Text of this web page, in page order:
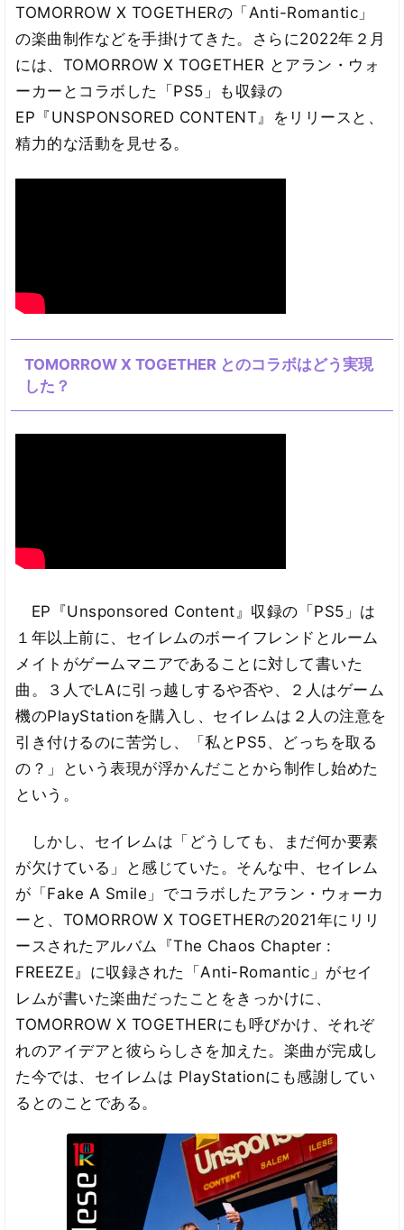
TOMORROW X TOGETHERの「Anti-Romantic」
の楽曲制作などを手掛けてきた。さらに2022年２月
には、TOMORROW X TOGETHER とアラン・ウォ
ーカーとコラボした「PS5」も収録の
EP『UNSPONSORED CONTENT』をリリースと、
精力的な活動を見せる。
TOMORROW X TOGETHER とのコラボはどう実現
した？
EP『Unsponsored Content』収録の「PS5」は
１年以上前に、セイレムのボーイフレンドとルーム
メイトがゲームマニアであることに対して書いた
曲。３人でLAに引っ越しするや否や、２人はゲーム
機のPlayStationを購入し、セイレムは２人の注意を
引き付けるのに苦労し、「私とPS5、どっちを取る
の？」という表現が浮かんだことから制作し始めた
という。
しかし、セイレムは「どうしても、まだ何か要素
が欠けている」と感じていた。そんな中、セイレム
が「Fake A Smile」でコラボしたアラン・ウォーカ
ーと、TOMORROW X TOGETHERの2021年にリリ
ースされたアルバム『The Chaos Chapter :
FREEZE』に収録された「Anti-Romantic」がセイ
レムが書いた楽曲だったことをきっかけに、
TOMORROW X TOGETHERにも呼びかけ、それぞ
れのアイデアと彼ららしさを加えた。楽曲が完成し
た今では、セイレムは PlayStationにも感謝してい
るとのことである。